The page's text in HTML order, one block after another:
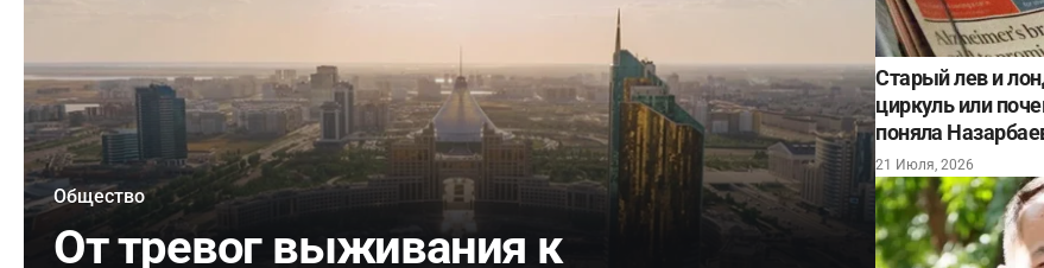
Общество
От тревог выживания к
Старый лев и
циркуль или
поняла
21 Июля, 2026